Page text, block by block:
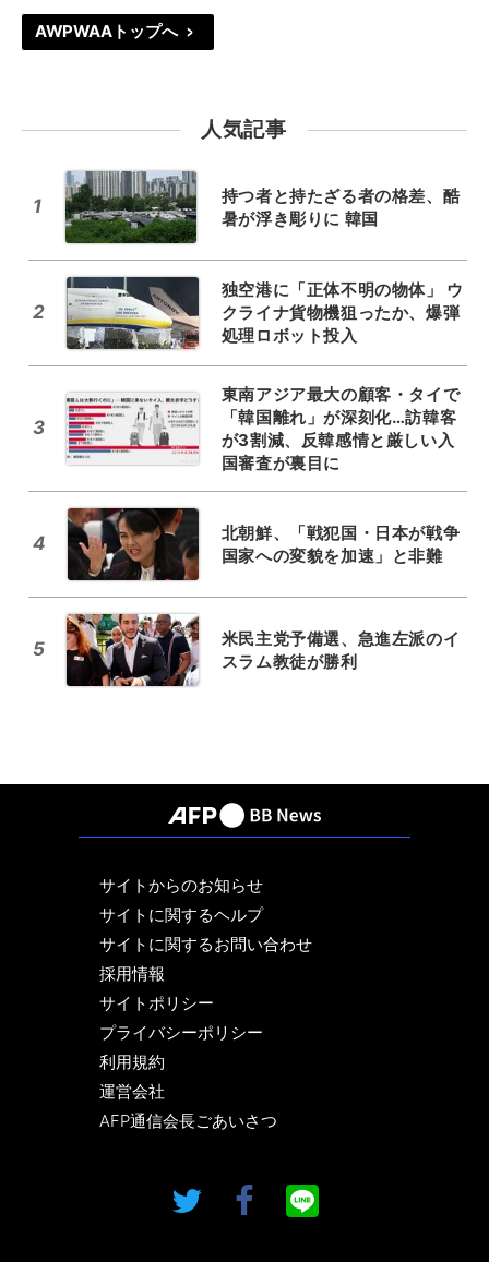
AWPWAAトップへ >
人気記事
1
持つ者と持たざる者の格差、酷
暑が浮き彫りに 韓国
2
独空港に「正体不明の物体」 ウ
クライナ貨物機狙ったか、爆弾
処理ロボット投入
3
東南アジア最大の顧客・タイで
「韓国離れ」が深刻化…訪韓客
が3割減、反韓感情と厳しい入
国審査が裏目に
4
北朝鮮、「戦犯国・日本が戦争
国家への変貌を加速」と非難
5
米民主党予備選、急進左派のイ
スラム教徒が勝利
サイトからのお知らせ
サイトに関するヘルプ
サイトに関するお問い合わせ
採用情報
サイトポリシー
プライバシーポリシー
利用規約
運営会社
AFP通信会長ごあいさつ